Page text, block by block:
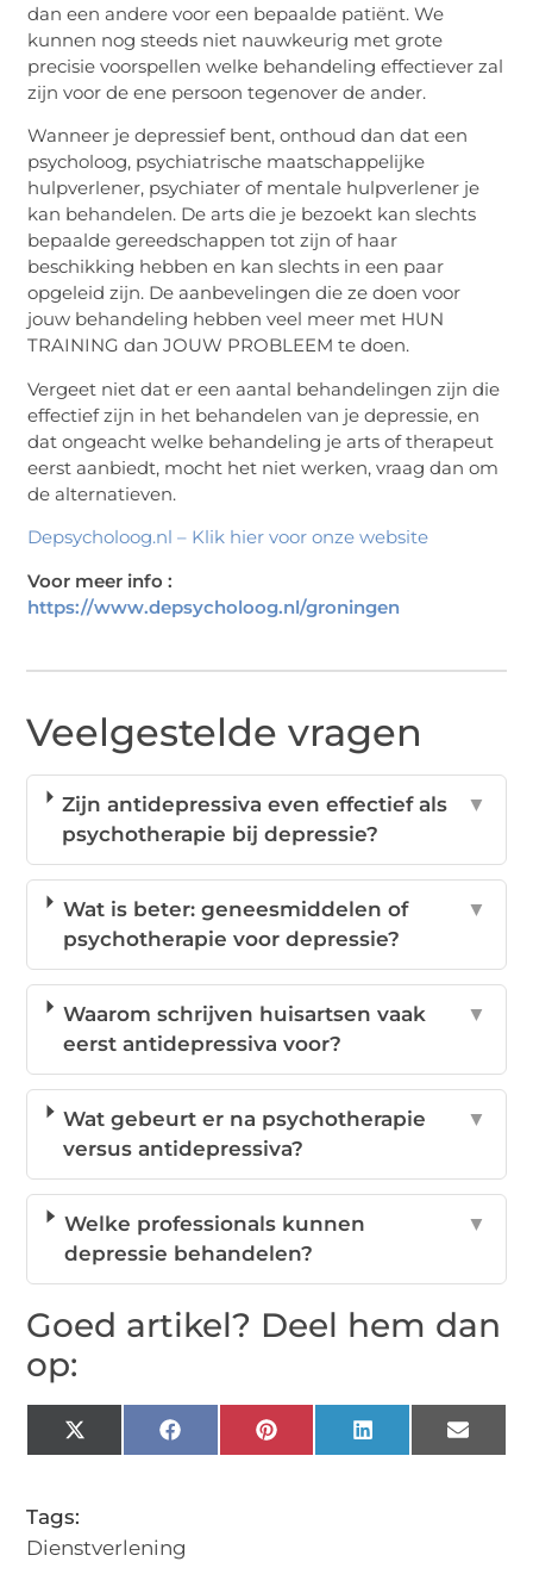
dan een andere voor een bepaalde patiënt. We
kunnen nog steeds niet nauwkeurig met grote
precisie voorspellen welke behandeling effectiever zal
zijn voor de ene persoon tegenover de ander.
Wanneer je depressief bent, onthoud dan dat een
psycholoog, psychiatrische maatschappelijke
hulpverlener, psychiater of mentale hulpverlener je
kan behandelen. De arts die je bezoekt kan slechts
bepaalde gereedschappen tot zijn of haar
beschikking hebben en kan slechts in een paar
opgeleid zijn. De aanbevelingen die ze doen voor
jouw behandeling hebben veel meer met HUN
TRAINING dan JOUW PROBLEEM te doen.
Vergeet niet dat er een aantal behandelingen zijn die
effectief zijn in het behandelen van je depressie, en
dat ongeacht welke behandeling je arts of therapeut
eerst aanbiedt, mocht het niet werken, vraag dan om
de alternatieven.
Depsycholoog.nl – Klik hier voor onze website
Voor meer info :
https://www.depsycholoog.nl/groningen
Veelgestelde vragen
Zijn antidepressiva even effectief als
psychotherapie bij depressie?
▼
Wat is beter: geneesmiddelen of
psychotherapie voor depressie?
▼
Waarom schrijven huisartsen vaak
eerst antidepressiva voor?
▼
Wat gebeurt er na psychotherapie
versus antidepressiva?
▼
Welke professionals kunnen
depressie behandelen?
▼
Goed artikel? Deel hem dan
op:
X
(Twitter)
FacebookPinterestLinkedIn Email
Tags:
Dienstverlening